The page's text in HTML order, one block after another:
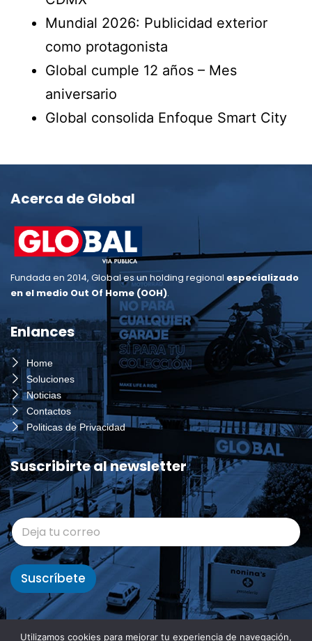
Mundial 2026: Publicidad exterior
como protagonista
Global cumple 12 años – Mes
aniversario
Global consolida Enfoque Smart City
Acerca de Global
Fundada en 2014, Global es un holding regional especializado
en el medio Out Of Home (OOH).
Enlances
Home
Soluciones
Noticias
Contactos
Politicas de Privacidad
Suscribirte al newsletter
*
C
o
r
e
o
C
o
r
e
o
Suscríbete
Utilizamos cookies para mejorar tu experiencia de navegación,